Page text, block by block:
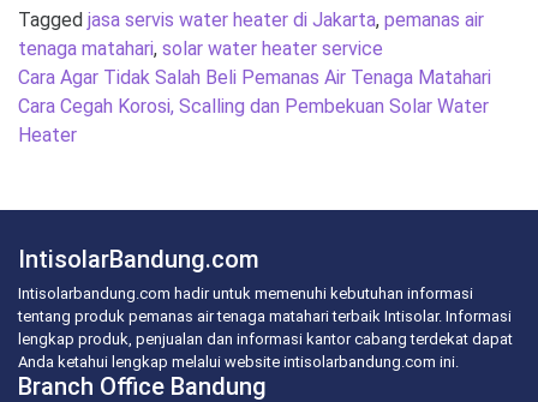
Tagged jasa servis water heater di Jakarta, pemanas air
tenaga matahari, solar water heater service
Post
navigation
Cara Agar Tidak Salah Beli Pemanas Air Tenaga Matahari
Cara Cegah Korosi, Scalling dan Pembekuan Solar Water
Heater
IntisolarBandung.com
Intisolarbandung.com hadir untuk memenuhi kebutuhan informasi
tentang produk pemanas air tenaga matahari terbaik Intisolar. Informasi
lengkap produk, penjualan dan informasi kantor cabang terdekat dapat
Anda ketahui lengkap melalui website intisolarbandung.com ini.
Branch Office Bandung